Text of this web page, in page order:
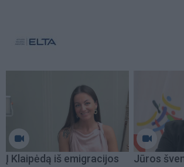
Į Klaipėdą iš emigracijos
Jūros